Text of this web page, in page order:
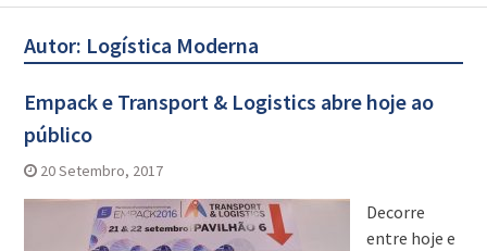
Autor: Logística Moderna
Empack e Transport & Logistics abre hoje ao
público
20 Setembro, 2017
Decorre
entre hoje e